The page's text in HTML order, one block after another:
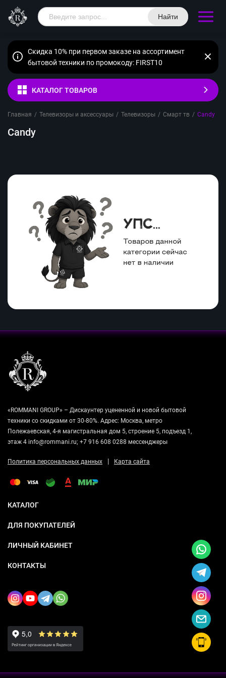
Найти
Скидка 10% при первом заказе на ассортимент
бытовой техники по промокоду: FIRST10
КАТАЛОГ ТОВАРОВ
Главная / Телевизоры и аксессуары / Телевизоры / Смарт тв / Candy
Candy
«ROMMANI GROUP» – Дискаунтер уцененной и новой бытовой
техники со скидками от 30-80%. Адрес: Москва, метро
Полежаевская, 4-я магистральная дом 5, строение 5, подъезд 1,
этаж 4 info@rommani.ru; +7 916 608 0288 мессенджеры
Политика персональных данных | Карта сайта
КАТАЛОГ
ДЛЯ ПОКУПАТЕЛЕЙ
ЛИЧНЫЙ КАБИНЕТ
КОНТАКТЫ